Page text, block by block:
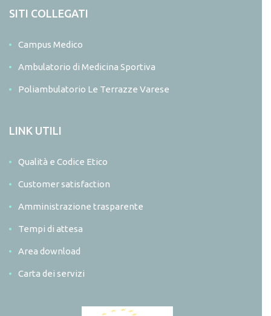
SITI COLLEGATI
Campus Medico
Ambulatorio di Medicina Sportiva
Poliambulatorio Le Terrazze Varese
LINK UTILI
Qualità e Codice Etico
Customer satisfaction
Amministrazione trasparente
Tempi di attesa
Area download
Carta dei servizi